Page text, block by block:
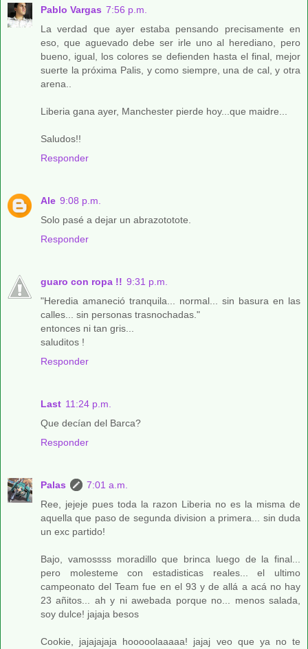
Pablo Vargas 7:56 p.m.
La verdad que ayer estaba pensando precisamente en
eso, que aguevado debe ser irle uno al herediano, pero
bueno, igual, los colores se defienden hasta el final, mejor
suerte la próxima Palis, y como siempre, una de cal, y otra
arena..
Liberia gana ayer, Manchester pierde hoy...que maidre...
Saludos!!
Responder
Ale 9:08 p.m.
Solo pasé a dejar un abrazototote.
Responder
guaro con ropa !! 9:31 p.m.
"Heredia amaneció tranquila... normal... sin basura en las
calles... sin personas trasnochadas."
entonces ni tan gris...
saluditos !
Responder
Last 11:24 p.m.
Que decían del Barca?
Responder
Palas
7:01 a.m.
Ree, jejeje pues toda la razon Liberia no es la misma de
aquella que paso de segunda division a primera... sin duda
un exc partido!
Bajo, vamossss moradillo que brinca luego de la final...
pero molesteme con estadisticas reales... el ultimo
campeonato del Team fue en el 93 y de allá a acá no hay
23 añitos... ah y ni awebada porque no... menos salada,
soy dulce! jajaja besos
Cookie, jajajajaja hooooolaaaaa! jajaj veo que ya no te